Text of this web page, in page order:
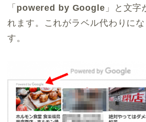
「 powered by Google 」と文字
れます。これがラベル代わりに
す。